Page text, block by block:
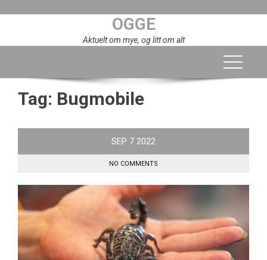
OGGE
Aktuelt om mye, og litt om alt
Tag: Bugmobile
SEP 7 2022
NO COMMENTS